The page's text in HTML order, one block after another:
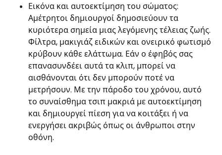
Εικόνα και αυτοεκτίμηση του σώματος:
Αμέτρητοι δημιουργοί δημοσιεύουν τα
κυριότερα σημεία μιας λεγόμενης τέλειας ζωής.
Φίλτρα, μακιγιάζ ειδικών και ονειρικό φωτισμό
κρύβουν κάθε ελάττωμα. Εάν ο έφηβός σας
επανασυνδέει αυτά τα κλιπ, μπορεί να
αισθάνονται ότι δεν μπορούν ποτέ να
μετρήσουν. Με την πάροδο του χρόνου, αυτό
το συναίσθημα τσιπ μακριά με αυτοεκτίμηση
και δημιουργεί πίεση για να κοιτάξει ή να
ενεργήσει ακριβώς όπως οι άνθρωποι στην
οθόνη.